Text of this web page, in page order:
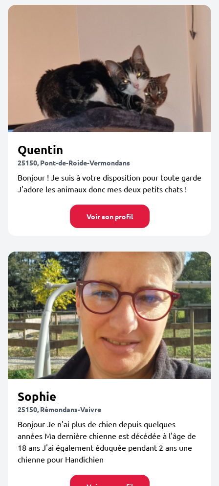
Quentin
25150, Pont-de-Roide-Vermondans
Bonjour ! Je suis à votre disposition pour toute garde
J'adore les animaux donc mes deux petits chats !
Voir son profil
Sophie
25150, Rémondans-Vaivre
Bonjour Je n'ai plus de chien depuis quelques
années Ma dernière chienne est décédée à l'âge de
18 ans J'ai également éduquée pendant 2 ans une
chienne pour Handichien